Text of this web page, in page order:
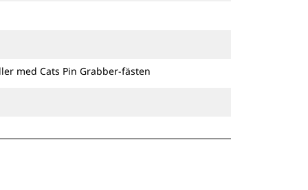
De lutningsbara
med Cats Pin Grabber-fästen